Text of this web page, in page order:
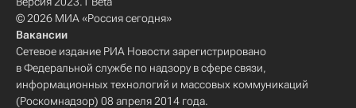
© 2026 МИА «Россия сегодня»
Вакансии
Сетевое издание РИА Новости зарегистрировано
в Федеральной службе по надзору в сфере связи,
информационных технологий и массовых коммуникаций
(Роскомнадзор) 08 апреля 2014 года.